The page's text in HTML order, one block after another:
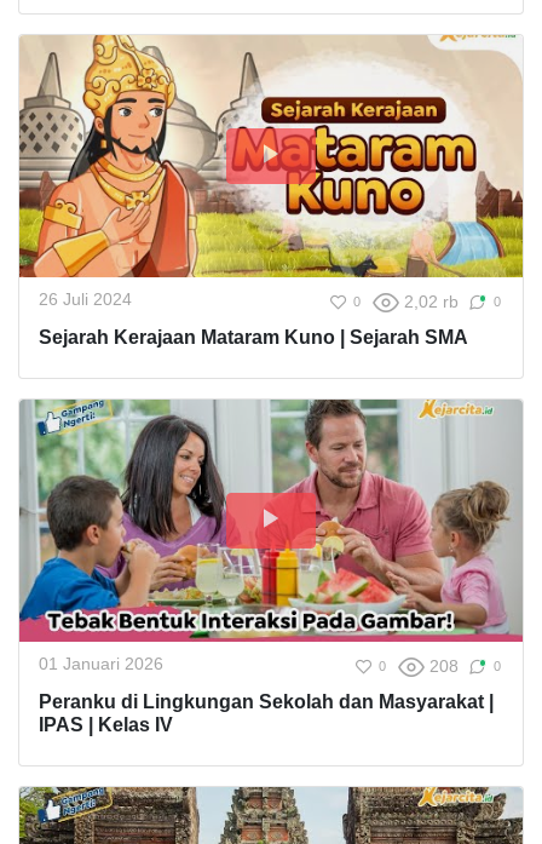
26 Juli 2024 0 2,02 rb 0
Sejarah Kerajaan Mataram Kuno | Sejarah SMA
01 Januari 2026 0 208 0
Peranku di Lingkungan Sekolah dan Masyarakat |
IPAS | Kelas IV